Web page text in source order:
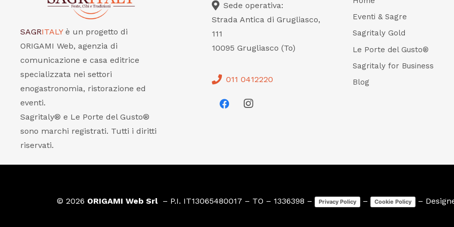
SAGRITALY è un progetto di
ORIGAMI Web, agenzia di
comunicazione e casa editrice
specializzata nei settori
enogastronomia, ristorazione ed
eventi.
Sagritaly® e Le Porte del Gusto®
sono marchi registrati. Tutti i diritti
riservati.
Sede operativa:
Strada Antica di Grugliasco,
111
10095 Grugliasco (To)
011 0412220
Eventi & Sagre
Sagritaly Gold
Le Porte del Gusto®
Sagritaly for Business
Blog
© 2026 ORIGAMI Web Srl– P.I. IT13065480017 – TO – 1336398 – Privacy Policy – Cookie Policy –